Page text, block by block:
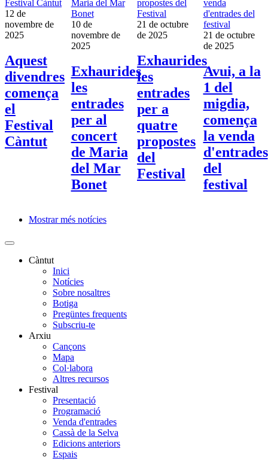
12 de
novembre de
2025
Aquest
divendres
comença
el
Festival
Càntut
10 de
novembre de
2025
Exhaurides
les
entrades
per al
concert
de Maria
del Mar
Bonet
21 de octubre
de 2025
Exhaurides
les
entrades
per a
quatre
propostes
del
Festival
21 de octubre
de 2025
Avui, a la
1 del
migdia,
comença
la venda
d'entrades
del
festival
Mostrar més notícies
Càntut
Inici
Notícies
Sobre nosaltres
Botiga
Pregüntes frequents
Subscriu-te
Arxiu
Cançons
Mapa
Col·labora
Altres recursos
Festival
Presentació
Programació
Venda d'entrades
Cassà de la Selva
Edicions anteriors
Espais